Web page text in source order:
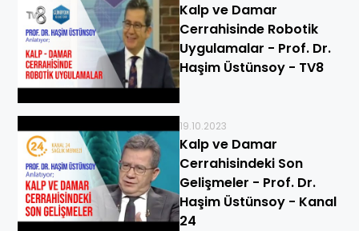
Kalp ve Damar
Cerrahisinde Robotik
Uygulamalar - Prof. Dr.
Haşim Üstünsoy - TV8
19.10.2023
Kalp ve Damar
Cerrahisindeki Son
Gelişmeler - Prof. Dr.
Haşim Üstünsoy - Kanal
24